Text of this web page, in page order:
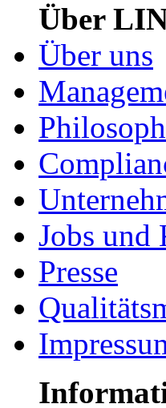
Über
Über uns
Jobs und
Presse